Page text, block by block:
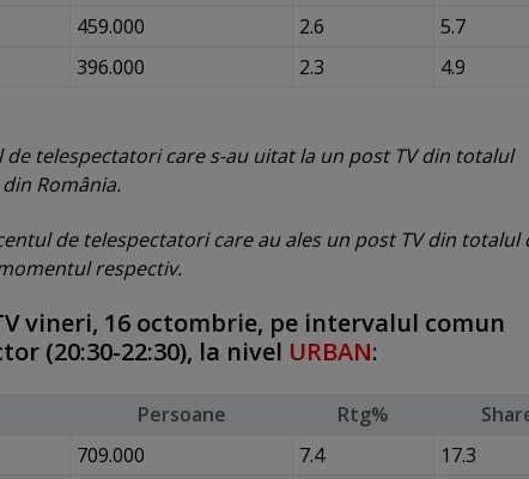
459.000 2.6
5.7
396.000 2.3 4.9
telespectatori care s-au uitat la un post TV din totalul
România.
de telespectatori care au ales un post TV din totalul
respectiv.
vineri, 16 octombrie, pe intervalul comun
(20:30-22:30), la nivel URBAN:
Persoane Rtg%
709.000 7.4 17.3